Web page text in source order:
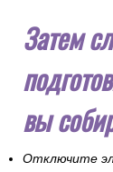
Затем
вы
Отключите